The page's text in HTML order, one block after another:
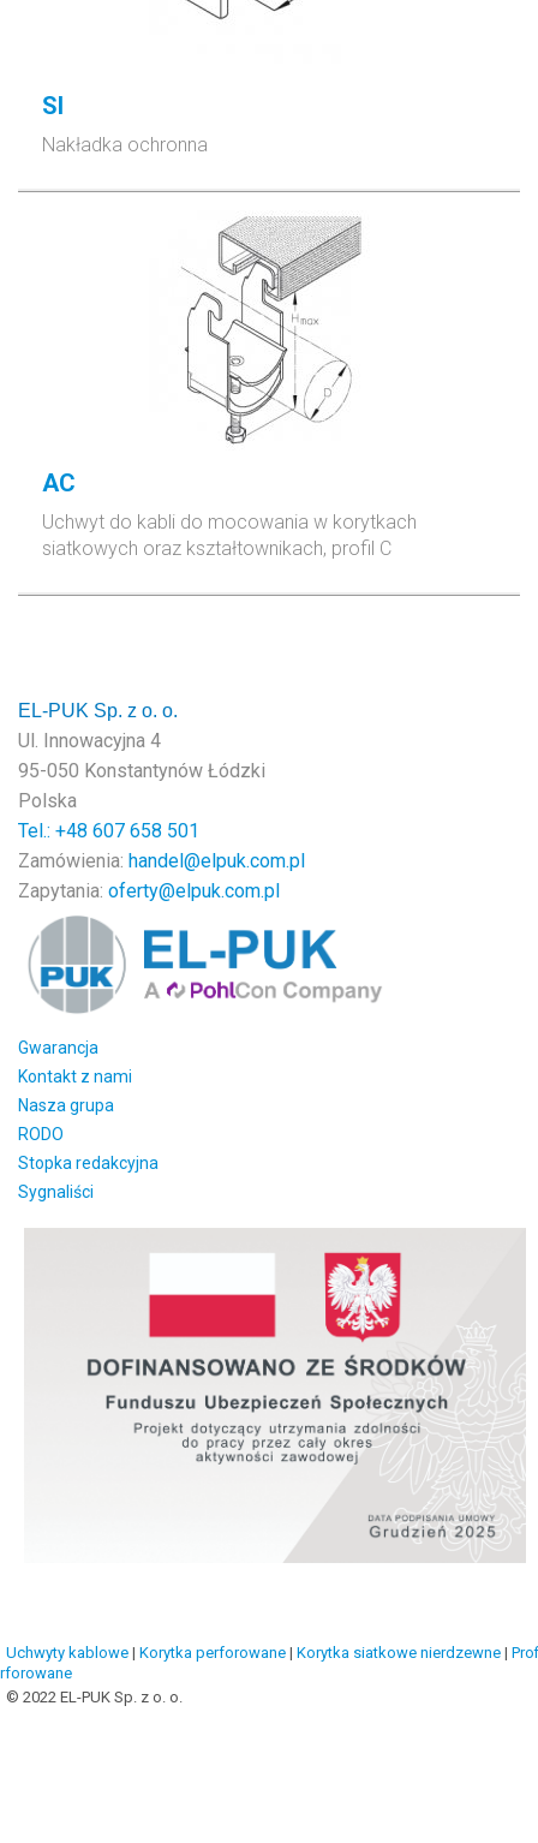
SI
Nakładka ochronna
AC
Uchwyt do kabli do mocowania w korytkach
siatkowych oraz kształtownikach, profil C
EL-PUK Sp. z o. o.
Ul. Innowacyjna 4
95-050 Konstantynów Łódzki
Polska
Tel.: +48 607 658 501
Zamówienia: handel@elpuk.com.pl
Zapytania: oferty@elpuk.com.pl
Gwarancja
Kontakt z nami
Nasza grupa
RODO
Stopka redakcyjna
Sygnaliści
Uchwyty kablowe | Korytka perforowane | Korytka siatkowe nierdzewne |
© 2022 EL-PUK Sp. z o. o.